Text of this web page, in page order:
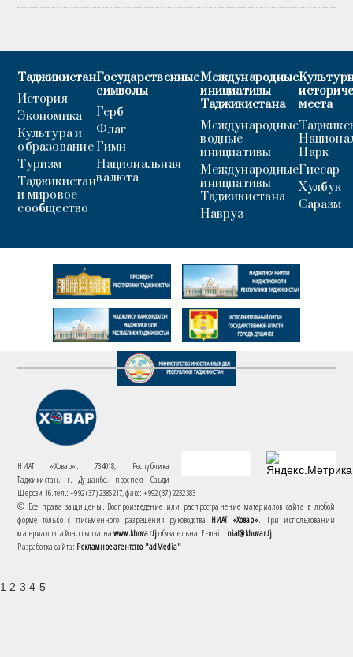
Таджикистан
История
Экономика
Культура и
образование
Туризм
Таджикистан
и мировое
сообщество
Государственные
символы
Герб
Флаг
Гимн
Национальная
валюта
Международные
инициативы
Таджикистана
Международные
водные
инициативы
Международные
инициативы
Таджикистана
Навруз
места
Парк
Гиссар
Хулбук
Саразм
НИАТ «Ховар»: 734018, Республика
Таджикистан, г. Душанбе, проспект Саъди
Шерози 16. тел.: +992 (37) 2385217, факс: +992 (37) 2232383
© Все права защищены. Воспроизведение или распространение материалов сайта в любой
форме только с письменного разрешения руководства НИАТ «Ховар». При использовании
материалов сайта, ссылка наwww.khovar.tjобязательна. E-mail: niat@khovar.tj
Разработка сайта: Рекламное агентство "adMedia"
1 2 3 4 5